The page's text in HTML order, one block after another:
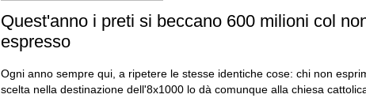
Quest'anno i preti si beccano 600 milioni col
espresso
Ogni anno sempre qui, a ripetere le stesse identiche cose: chi non
scelta nella destinazione dell'8x1000 lo dà comunque alla chiesa